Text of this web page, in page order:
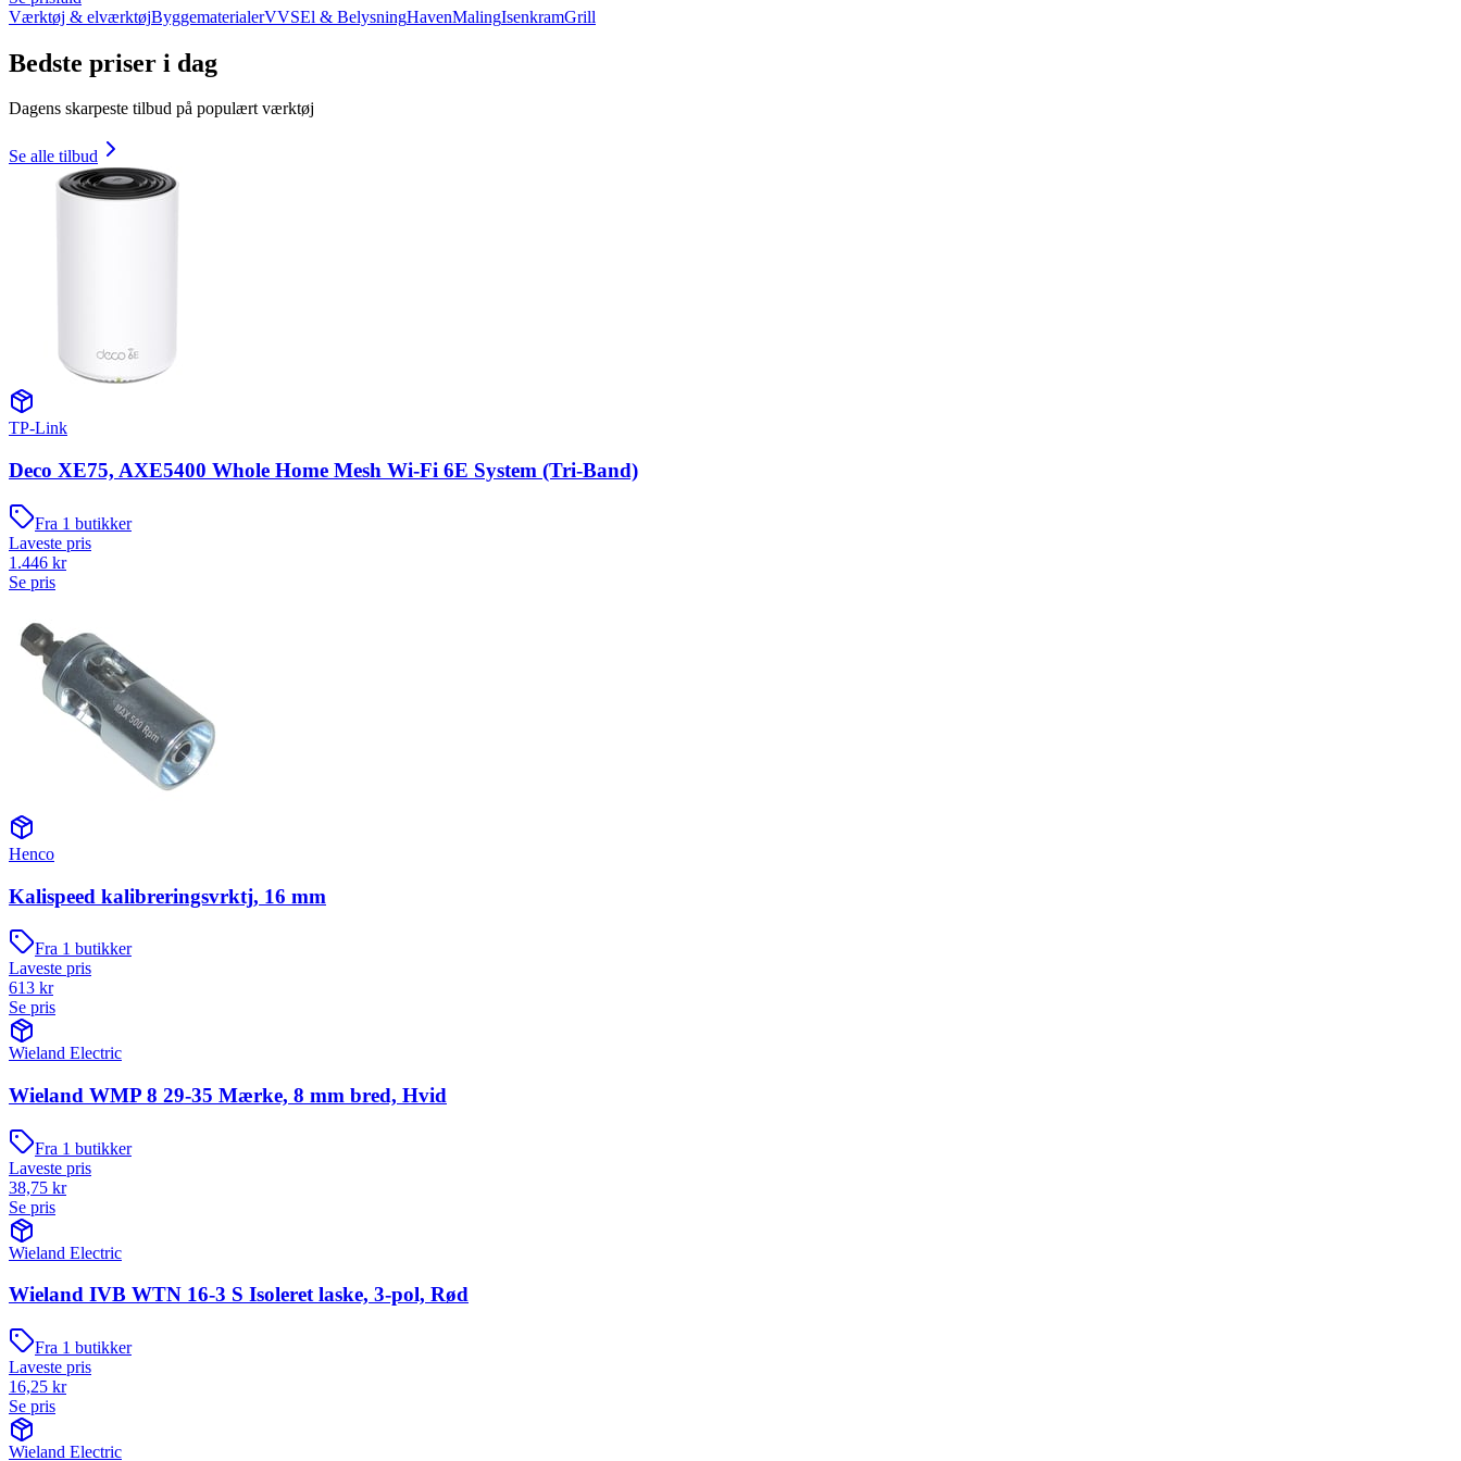
Værktøj & elværktøjByggematerialerVVSEl & BelysningHavenMalingIsenkramGrill
Bedste priser i dag
Dagens skarpeste tilbud på populært værktøj
Se alle tilbud
TP-Link
Deco XE75, AXE5400 Whole Home Mesh Wi-Fi 6E System (Tri-Band)
Fra 1 butikker
Laveste pris
1.446 kr
Se pris
Henco
Kalispeed kalibreringsvrktj, 16 mm
Fra 1 butikker
Laveste pris
613 kr
Se pris
Wieland Electric
Wieland WMP 8 29-35 Mærke, 8 mm bred, Hvid
Fra 1 butikker
Laveste pris
38,75 kr
Se pris
Wieland Electric
Wieland IVB WTN 16-3 S Isoleret laske, 3-pol, Rød
Fra 1 butikker
Laveste pris
16,25 kr
Se pris
Wieland Electric